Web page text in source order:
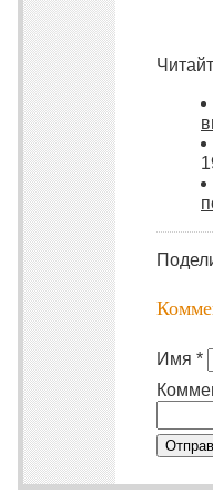
Имя *